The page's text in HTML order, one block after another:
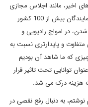
اخیر، مانند اجلاس مجازی
پرزیدنت جو بایدن برای دموکراسی، که با حضور نمایندگان بیش از 100 کشور
در امواج رادیویی و
متفاوت و پایدارتری نسبت به
که ما شاهد آن بودیم
توانایی تحت تاثیر قرار
هزینه درک می شد.
درباره قدرت نرم نوشتم، به دنبال رفع نقصی در